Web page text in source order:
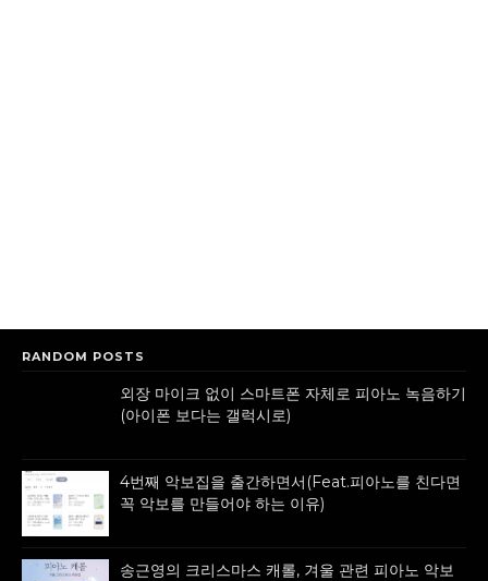
RANDOM POSTS
외장 마이크 없이 스마트폰 자체로 피아노 녹음하기
(아이폰 보다는 갤럭시로)
4번째 악보집을 출간하면서(Feat.피아노를 친다면
꼭 악보를 만들어야 하는 이유)
송근영의 크리스마스 캐롤, 겨울 관련 피아노 악보